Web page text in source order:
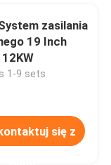
zasilania
19 Inch
1-9 sets
się z